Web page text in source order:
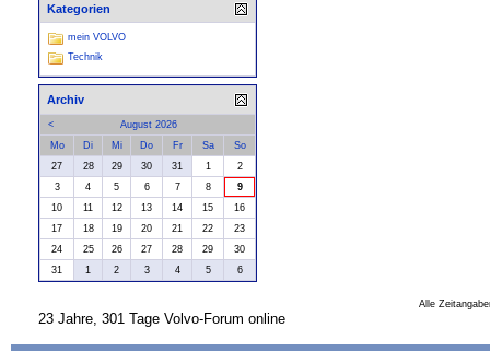
Kategorien
mein VOLVO
Technik
Archiv
<
August 2026
Mo
Di Mi Do Fr Sa
So
27
28 29 30 31 1
2
3
4 5 6 7 8
9
10
11 12 13 14 15
16
17
18 19 20 21 22
23
24
25 26 27 28 29
30
31
1 2 3 4 5 6
Alle
23 Jahre, 301 Tage Volvo-Forum online